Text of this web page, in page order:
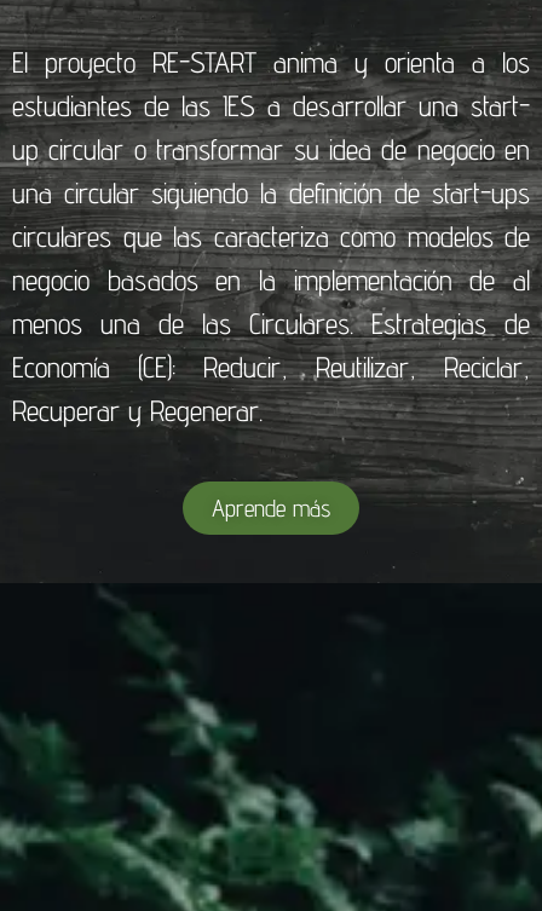
El proyecto RE-START anima y orienta a los
estudiantes de las IES a desarrollar una start-
up circular o transformar su idea de negocio en
una circular siguiendo la definición de start-ups
circulares que las caracteriza como modelos de
negocio basados ​​en la implementación de al
menos una de las Circulares. Estrategias de
Economía (CE): Reducir, Reutilizar, Reciclar,
Recuperar y Regenerar.
Aprende más